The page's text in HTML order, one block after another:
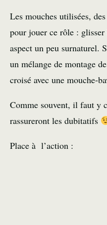
Les mouches utilisées,
pour jouer ce rôle :
aspect un peu surnaturel.
un mélange de montage
croisé avec une mouche-
Comme souvent, il faut y
rassureront les dubitatifs
Place à l’action :